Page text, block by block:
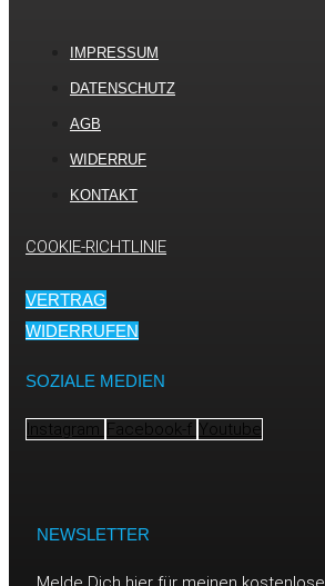
IMPRESSUM
DATENSCHUTZ
AGB
WIDERRUF
KONTAKT
COOKIE-RICHTLINIE
VERTRAG
WIDERRUFEN
SOZIALE MEDIEN
Instagram Facebook-f Youtube
NEWSLETTER